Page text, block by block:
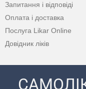
Запитання і відповіді
Оплата і доставка
Послуга Likar Online
Довідник ліків